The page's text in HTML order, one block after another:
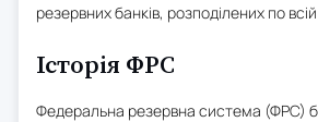
резервних банків, розподілених по всій
Історія ФРС
Федеральна резервна система (ФРС)